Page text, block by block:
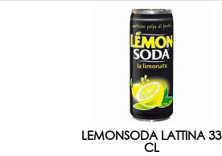
LEMONSODA LATTINA 33
CL